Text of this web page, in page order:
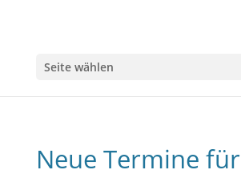
Seite wählen
Neue Termine für